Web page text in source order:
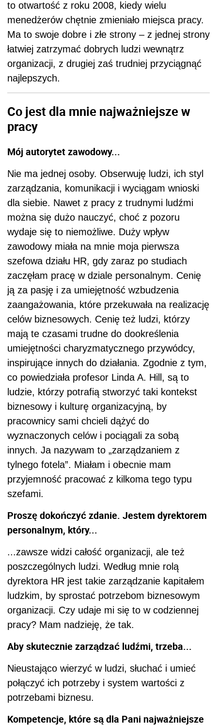
to otwartość z roku 2008, kiedy wielu
menedżerów chętnie zmieniało miejsca pracy.
Ma to swoje dobre i złe strony – z jednej strony
łatwiej zatrzymać dobrych ludzi wewnątrz
organizacji, z drugiej zaś trudniej przyciągnąć
najlepszych.
Co jest dla mnie najważniejsze w
pracy
Mój autorytet zawodowy...
Nie ma jednej osoby. Obserwuję ludzi, ich styl
zarządzania, komunikacji i wyciągam wnioski
dla siebie. Nawet z pracy z trudnymi ludźmi
można się dużo nauczyć, choć z pozoru
wydaje się to niemożliwe. Duży wpływ
zawodowy miała na mnie moja pierwsza
szefowa działu HR, gdy zaraz po studiach
zaczęłam pracę w dziale personalnym. Cenię
ją za pasję i za umiejętność wzbudzenia
zaangażowania, które przekuwała na realizację
celów biznesowych. Cenię też ludzi, którzy
mają te czasami trudne do dookreślenia
umiejętności charyzmatycznego przywódcy,
inspirujące innych do działania. Zgodnie z tym,
co powiedziała profesor Linda A. Hill, są to
ludzie, którzy potrafią stworzyć taki kontekst
biznesowy i kulturę organizacyjną, by
pracownicy sami chcieli dążyć do
wyznaczonych celów i pociągali za sobą
innych. Ja nazywam to „zarządzaniem z
tylnego fotela”. Miałam i obecnie mam
przyjemność pracować z kilkoma tego typu
szefami.
Proszę dokończyć zdanie. Jestem dyrektorem
personalnym, który...
...zawsze widzi całość organizacji, ale też
poszczególnych ludzi. Według mnie rolą
dyrektora HR jest takie zarządzanie kapitałem
ludzkim, by sprostać potrzebom biznesowym
organizacji. Czy udaje mi się to w codziennej
pracy? Mam nadzieję, że tak.
Aby skutecznie zarządzać ludźmi, trzeba...
Nieustająco wierzyć w ludzi, słuchać i umieć
połączyć ich potrzeby i system wartości z
potrzebami biznesu.
Kompetencje, które są dla Pani najważniejsze